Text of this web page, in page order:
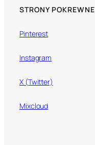
STRONY POKREWNE
Pinterest
Instagram
X (Twitter)
Mixcloud